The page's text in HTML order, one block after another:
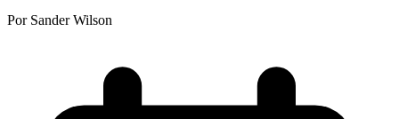
Por Sander Wilson